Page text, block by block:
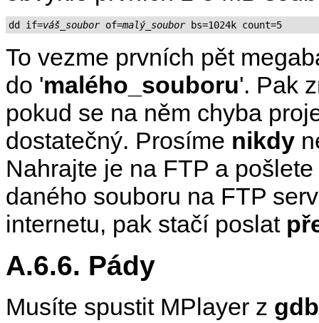
dd if=váš_soubor of=malý_soubor
To vezme prvních pět
do 'malého_souboru'. Pak
pokud se na něm chyba
dostatečný. Prosíme nikdy
Nahrajte je na FTP a
daného souboru na FTP
internetu, pak stačí poslat
A.6.6. Pády
Musíte spustit MPlayer z gdb